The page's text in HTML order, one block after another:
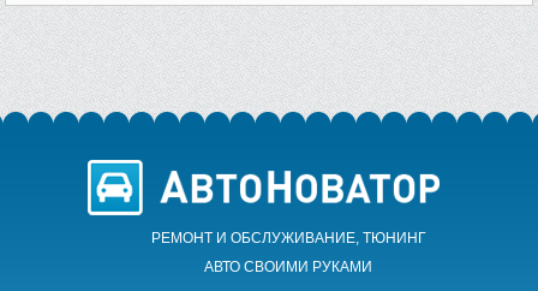
РЕМОНТ И ОБСЛУЖИВАНИЕ, ТЮНИНГ
АВТО CВОИМИ РУКАМИ